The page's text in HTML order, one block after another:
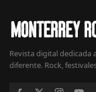
Revista digital dedicada
diferente. Rock,